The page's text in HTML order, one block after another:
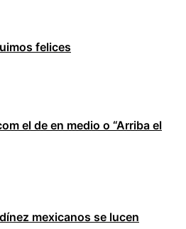
felices
el de en medio o “Arriba el
mexicanos se lucen